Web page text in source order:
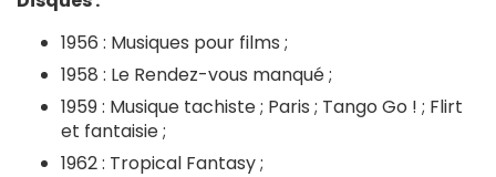
1956 : Musiques pour films ;
1958 : Le Rendez-vous manqué ;
1959 : Musique tachiste ; Paris ; Tango Go ! ; Flirt
et fantaisie ;
1962 : Tropical Fantasy ;